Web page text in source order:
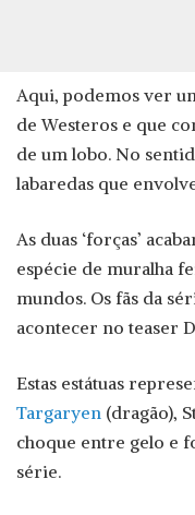
Aqui, podemos ver
de Westeros e que
de um lobo. No
labaredas que
As duas ‘forças’
espécie de muralha
mundos. Os fãs da
acontecer no teaser
Estas estátuas
Targaryen (dragão),
choque entre gelo e
série.